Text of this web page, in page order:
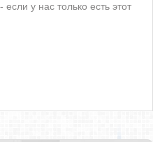
у нас только есть этот